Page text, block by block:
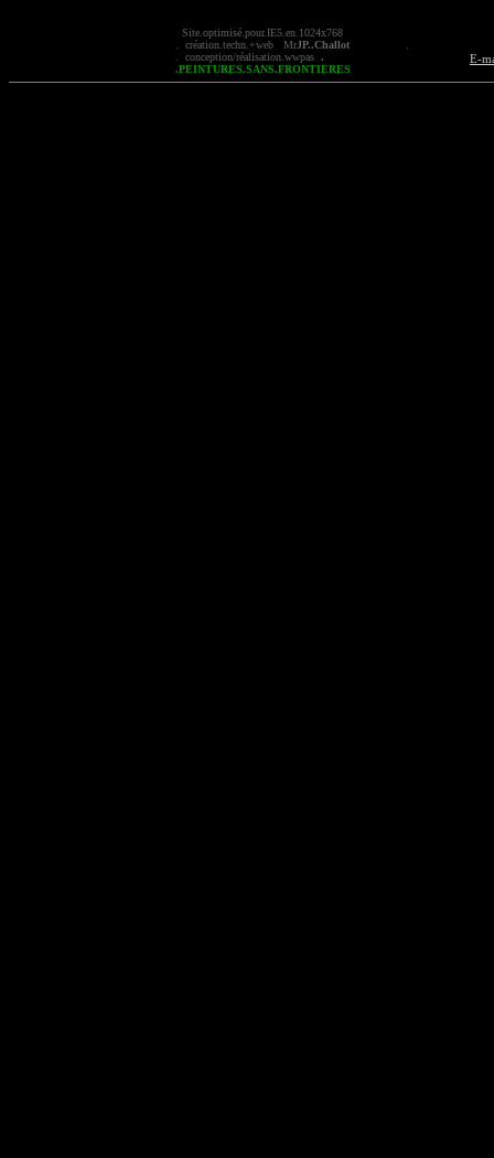
Site.optimisé.pour.IE5.en.1024x768
. création.techn.+web MrJP..Challot
.
. conception/réalisation.wwpas .
.PEINTURES.SANS.FRONTIERES
E-